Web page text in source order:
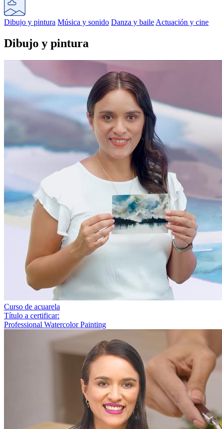
Dibujo y pintura Música y sonido Danza y baileActuación y cine
Dibujo y pintura
Curso de acuarela
Título a certificar:
Professional Watercolor Painting